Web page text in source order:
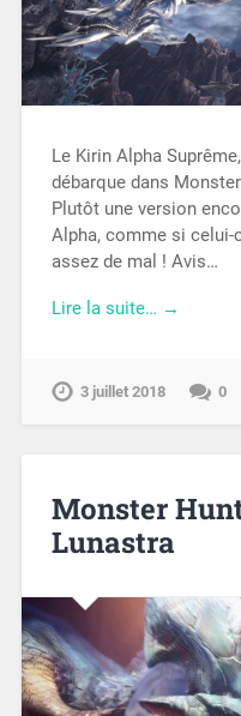
Le Kirin Alpha
débarque dans
Plutôt une version
Alpha, comme si celui-
assez de mal ! Avis…
Lire la suite… →
3 juillet 2018 0
Monster
Lunastra